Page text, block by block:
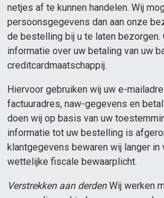
netjes af te kunnen handelen. Wij
persoonsgegevens dan aan onze
de bestelling bij u te laten bezorgen.
informatie over uw betaling van uw
creditcardmaatschappij.
Hiervoor gebruiken wij uw e-
factuuradres, naw-gegevens en
doen wij op basis van uw
informatie tot uw bestelling is
klantgegevens bewaren wij langer in
wettelijke fiscale bewaarplicht.
Verstrekken aan derdenWij werken